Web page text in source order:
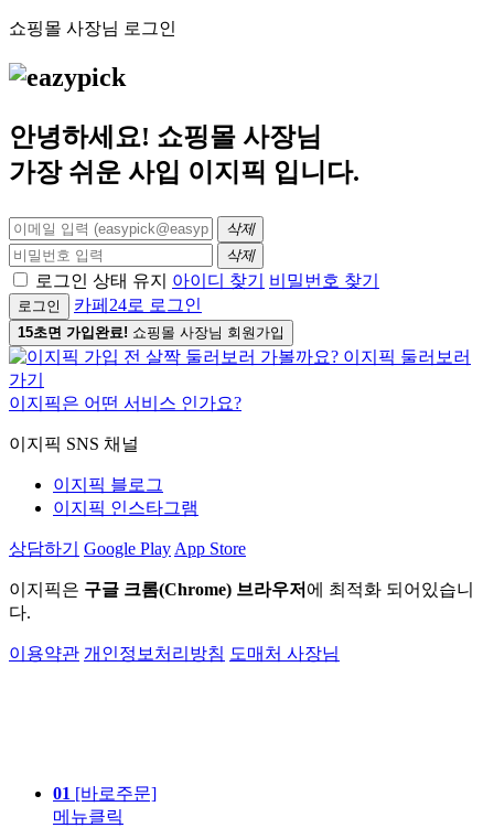
쇼핑몰 사장님 로그인
안녕하세요! 쇼핑몰 사장님
가장 쉬운 사입 이지픽 입니다.
삭제
삭제
로그인 상태 유지 아이디 찾기 비밀번호 찾기
로그인 카페24로 로그인
15초면 가입완료! 쇼핑몰 사장님 회원가입
이지픽은 어떤 서비스 인가요?
이지픽 SNS 채널
이지픽 블로그
이지픽 인스타그램
상담하기 Google Play App Store
이지픽은 구글 크롬(Chrome) 브라우저 에 최적화 되어있습니
다.
이용약관 개인정보처리방침 도매처 사장님
01 [바로주문]
메뉴클릭